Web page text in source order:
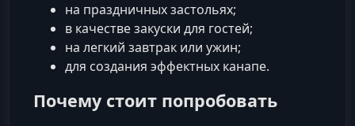
на праздничных застольях;
в качестве закуски для гостей;
на легкий завтрак или ужин;
для создания эффектных канапе.
Почему стоит попробовать